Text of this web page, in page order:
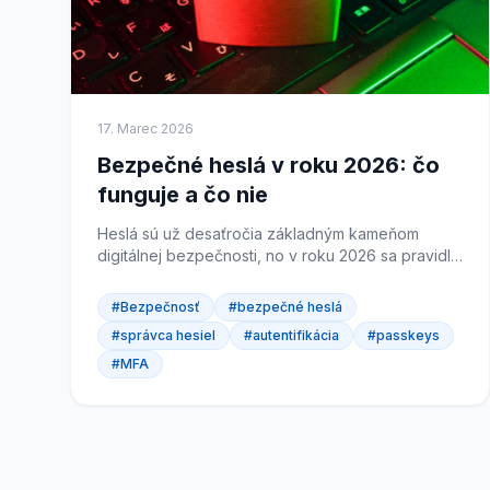
17. Marec 2026
Bezpečné heslá v roku 2026: čo
funguje a čo nie
Heslá sú už desaťročia základným kameňom
digitálnej bezpečnosti, no v roku 2026 sa pravidlá
spoliehajú na...
#Bezpečnosť
#bezpečné heslá
#správca hesiel
#autentifikácia
#passkeys
#MFA